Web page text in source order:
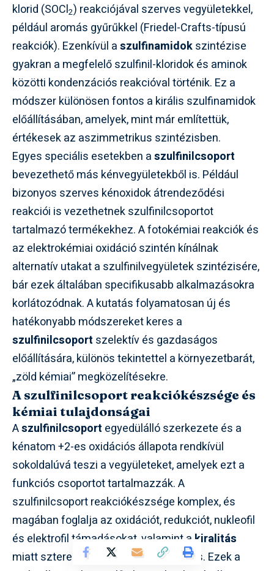
klorid (SOCl2) reakciójával szerves vegyületekkel,
például aromás gyűrűkkel (Friedel-Crafts-típusú
reakciók). Ezenkívül aszulfinamidokszintézise
gyakran a megfelelő szulfinil-kloridok és aminok
közötti kondenzációs reakcióval történik. Ez a
módszer különösen fontos a királis szulfinamidok
előállításában, amelyek, mint már említettük,
értékesek az aszimmetrikus szintézisben.
Egyes speciális esetekben aszulfinilcsoport
bevezethető más kénvegyületekből is. Például
bizonyos szerves kénoxidok átrendeződési
reakciói is vezethetnek szulfinilcsoportot
tartalmazó termékekhez. A fotokémiai reakciók és
az elektrokémiai oxidáció szintén kínálnak
alternatív utakat a szulfinilvegyületek szintézisére,
bár ezek általában specifikusabb alkalmazásokra
korlátozódnak. A kutatás folyamatosan új és
hatékonyabb módszereket keres a
szulfinilcsoport szelektív és gazdaságos
előállítására, különös tekintettel a környezetbarát,
„zöld kémiai” megközelítésekre.
A szulfinilcsoport reakciókészsége és
kémiai tulajdonságai
Aszulfinilcsoport egyedülálló szerkezete és a
kénatom +2-es oxidációs állapota rendkívül
sokoldalúvá teszi a vegyületeket, amelyek ezt a
funkciós csoportot tartalmazzák. A
szulfinilcsoport reakciókészsége komplex, és
magában foglalja az oxidációt, redukciót, nukleofil
és elektrofil támadásokat, valamint a kiralitás
miatt sztereokémiai vonatkozásokat is. Ezek a